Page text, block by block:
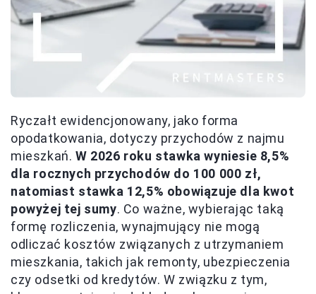
Ryczałt ewidencjonowany, jako forma
opodatkowania, dotyczy przychodów z najmu
mieszkań. W 2026 roku stawka wyniesie 8,5%
dla rocznych przychodów do 100 000 zł,
natomiast stawka 12,5% obowiązuje dla kwot
powyżej tej sumy. Co ważne, wybierając taką
formę rozliczenia, wynajmujący nie mogą
odliczać kosztów związanych z utrzymaniem
mieszkania, takich jak remonty, ubezpieczenia
czy odsetki od kredytów. W związku z tym,